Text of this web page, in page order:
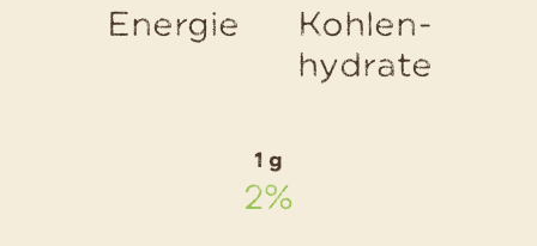
Energie
Kohlen-
hydrate
1 g
2%